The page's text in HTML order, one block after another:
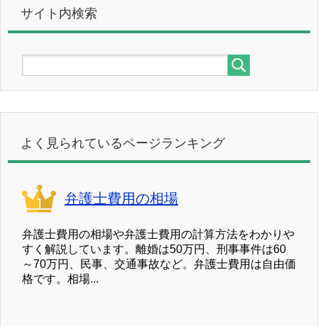
サイト内検索
よく見られているページランキング
弁護士費用の相場
弁護士費用の相場や弁護士費用の計算方法をわかりや
すく解説しています。離婚は50万円、刑事事件は60
～70万円、民事、交通事故など。弁護士費用は自由価
格です。相場...